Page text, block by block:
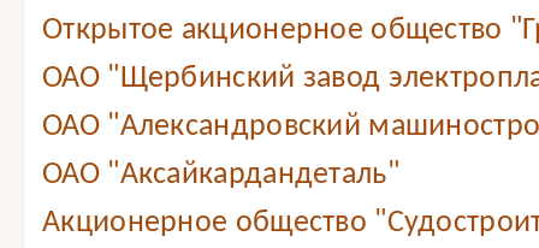
Открытое акционерное общество
ОАО "Щербинский завод
ОАО "Александровский
ОАО "Аксайкардандеталь"
Акционерное общество